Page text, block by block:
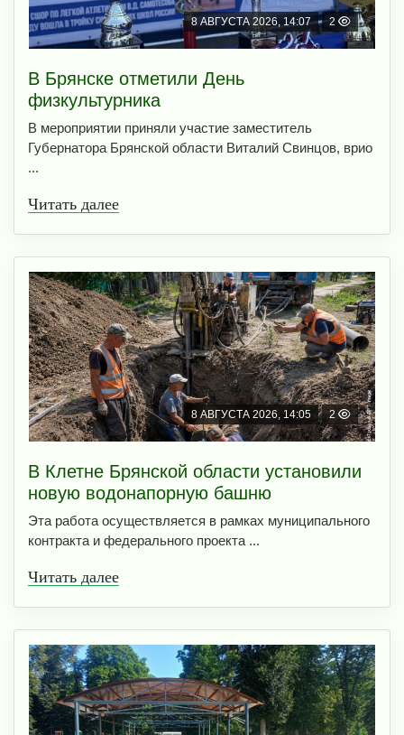
8 АВГУСТА 2026, 14:07 2
В Брянске отметили День
физкультурника
В мероприятии приняли участие заместитель
Губернатора Брянской области Виталий Свинцов, врио
...
Читать далее
8 АВГУСТА 2026, 14:05 2
В Клетне Брянской области установили
новую водонапорную башню
Эта работа осуществляется в рамках муниципального
контракта и федерального проекта ...
Читать далее